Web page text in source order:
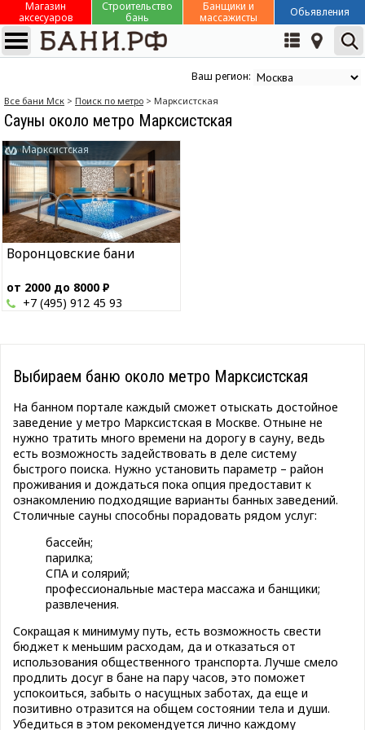
Магазин
аксесуаров
Строительство
бань
Банщики и
массажисты
Обьявления
Ваш регион:
Все бани Мск > Поиск по метро > Марксистская
Сауны около метро Марксистская
Воронцовские бани
от 2000 до 8000 Р
Марксистская
+7 (495) 912 45 93
Выбираем баню около метро Марксистская
На банном портале каждый сможет отыскать достойное
заведение у метро Марксистская в Москве. Отныне не
нужно тратить много времени на дорогу в сауну, ведь
есть возможность задействовать в деле систему
быстрого поиска. Нужно установить параметр – район
проживания и дождаться пока опция предоставит к
ознакомлению подходящие варианты банных заведений.
Столичные сауны способны порадовать рядом услуг:
бассейн;
парилка;
СПА и солярий;
профессиональные мастера массажа и банщики;
развлечения.
Сокращая к минимуму путь, есть возможность свести
бюджет к меньшим расходам, да и отказаться от
использования общественного транспорта. Лучше смело
продлить досуг в бане на пару часов, это поможет
успокоиться, забыть о насущных заботах, да еще и
позитивно отразится на общем состоянии тела и души.
Убедиться в этом рекомендуется лично каждому